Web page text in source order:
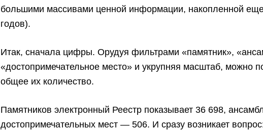
большими массивами ценной информации, накопленной
годов).
Итак, сначала цифры. Орудуя фильтрами «памятник»,
«достопримечательное место» и укрупняя масштаб, можно
общее их количество.
Памятников электронный Реестр показывает 36 698,
достопримечательных мест — 506. И сразу возникает